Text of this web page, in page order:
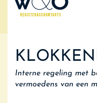
Interne regeling met
vermoedens van een